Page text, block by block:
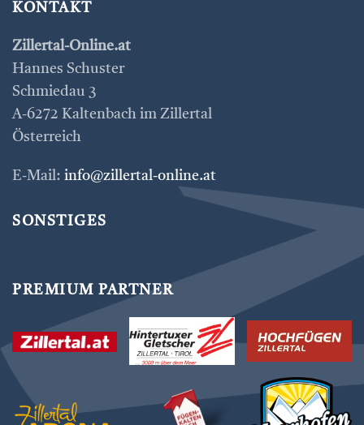
KONTAKT
Zillertal-Online.at
Hannes Schuster
Schmiedau 3
A-6272 Kaltenbach im Zillertal
Österreich
E-Mail: info@zillertal-online.at
SONSTIGES
PREMIUM PARTNER